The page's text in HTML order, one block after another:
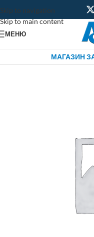
Skip to navigation
Skip to main content
МЕНЮ
МАГАЗИН